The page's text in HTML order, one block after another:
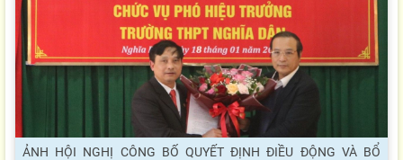
ẢNH HỘI NGHỊ CÔNG BỐ QUYẾT ĐỊNH ĐIỀU ĐỘNG VÀ BỔ